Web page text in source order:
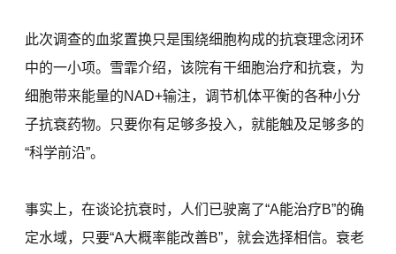
此次调查的血浆置换只是围绕细胞构成的抗衰理念闭环
中的一小项。雪霏介绍，该院有干细胞治疗和抗衰，为
细胞带来能量的NAD+输注，调节机体平衡的各种小分
子抗衰药物。只要你有足够多投入，就能触及足够多的
“科学前沿”。
事实上，在谈论抗衰时，人们已驶离了“A能治疗B”的确
定水域，只要“A大概率能改善B”，就会选择相信。衰老